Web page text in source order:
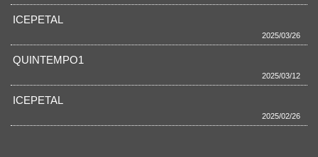
ICEPETAL
2025/03/26
QUINTEMPO1
2025/03/12
ICEPETAL
2025/02/26